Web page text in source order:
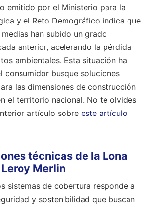
emitido por el Ministerio para la
y el Reto Demográfico indica que
han subido un grado
anterior, acelerando la pérdida
ambientales. Esta situación ha
consumidor busque soluciones
las dimensiones de construcción
el territorio nacional. No te olvides
artículo sobre este artículo
técnicas de la Lona
Merlin
sistemas de cobertura responde a
y sostenibilidad que buscan